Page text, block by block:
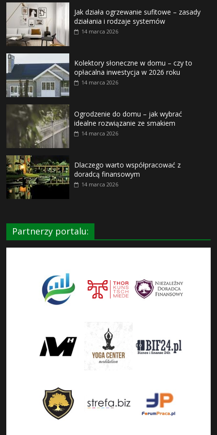
Jak działa ogrzewanie sufitowe – zasady
działania i rodzaje systemów
14 marca 2026
Kolektory słoneczne w domu – czy to
opłacalna inwestycja w 2026 roku
14 marca 2026
Ogrodzenie do domu – jak wybrać
idealne rozwiązanie ze smakiem
14 marca 2026
Dlaczego warto współpracować z
doradcą finansowym
14 marca 2026
Partnerzy portalu: